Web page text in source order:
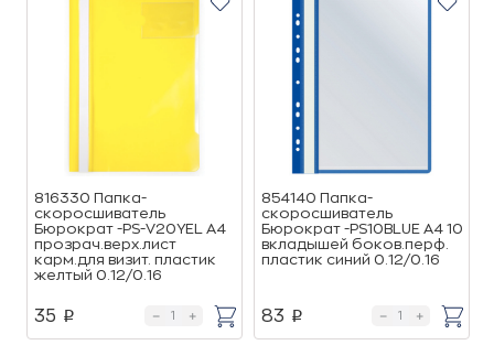
816330 Папка-
скоросшиватель
Бюрократ -PS-V20YEL A4
прозрач.верх.лист
карм.для визит. пластик
желтый 0.12/0.16
35 p
854140 Папка-
скоросшиватель
Бюрократ -PS10BLUE A4 10
вкладышей боков.перф.
пластик синий 0.12/0.16
83 p